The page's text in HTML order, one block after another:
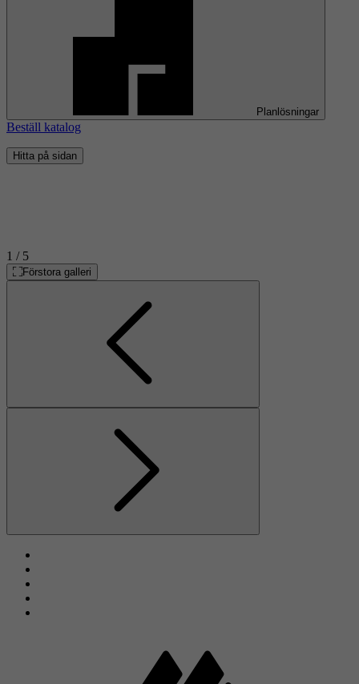
Planlösningar
Beställ katalog
Hitta på sidan
1 / 5
Förstora galleri
Föregående
Nästa